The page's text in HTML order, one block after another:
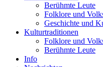
Berühmte Leute
Folklore und
Geschichte und
Kulturtraditionen
Folklore und
Berühmte Leute
Info